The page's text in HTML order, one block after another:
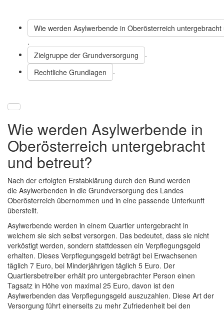
Wie werden Asylwerbende in Oberösterreich
.
Zielgruppe der Grundversorgung
.
Rechtliche Grundlagen
.
Wie werden Asylwerbende in
Oberösterreich untergebracht
und betreut?
Nach der erfolgten Erstabklärung durch den Bund werden
die Asylwerbenden in die Grundversorgung des Landes
Oberösterreich übernommen und in eine passende Unterkunft
überstellt.
Asylwerbende werden in einem Quartier untergebracht in
welchem sie sich selbst versorgen. Das bedeutet, dass sie nicht
verköstigt werden, sondern stattdessen ein Verpflegungsgeld
erhalten. Dieses Verpflegungsgeld beträgt bei Erwachsenen
täglich 7 Euro, bei Minderjährigen täglich 5 Euro. Der
Quartiersbetreiber erhält pro untergebrachter Person einen
Tagsatz in Höhe von maximal 25 Euro, davon ist den
Asylwerbenden das Verpflegungsgeld auszuzahlen. Diese Art der
Versorgung führt einerseits zu mehr Zufriedenheit bei den